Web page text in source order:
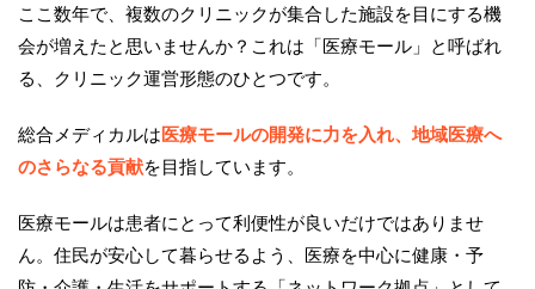
ここ数年で、複数のクリニックが集合した施設を目にする機
会が増えたと思いませんか？これは「医療モール」と呼ばれ
る、クリニック運営形態のひとつです。
総合メディカルは医療モールの開発に力を入れ、地域医療へ
のさらなる貢献を目指しています。
医療モールは患者にとって利便性が良いだけではありませ
ん。住民が安心して暮らせるよう、医療を中心に健康・予